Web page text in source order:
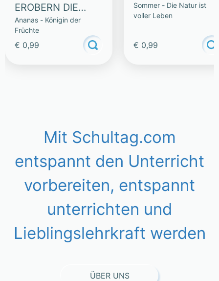
EROBERN DIE
WELT – LESETEXT
Ananas - Königin der
Früchte
€ 0,99
Sommer - Die Natur ist
voller Leben
€ 0,99
Mit Schultag.com
entspannt den Unterricht
vorbereiten, entspannt
unterrichten und
Lieblingslehrkraft werden
ÜBER UNS